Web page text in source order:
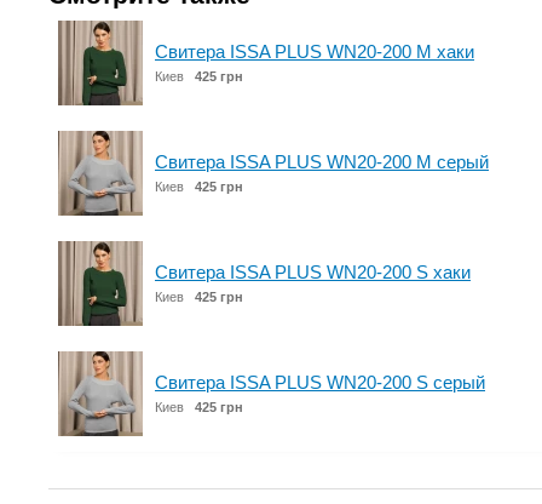
Свитера ISSA PLUS WN20-200 M хаки
Киев 425 грн
Свитера ISSA PLUS WN20-200 M серый
Киев 425 грн
Свитера ISSA PLUS WN20-200 S хаки
Киев 425 грн
Свитера ISSA PLUS WN20-200 S серый
Киев 425 грн